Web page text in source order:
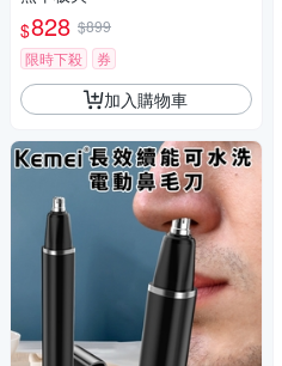
$828 $899
限時下殺
券
加入購物車